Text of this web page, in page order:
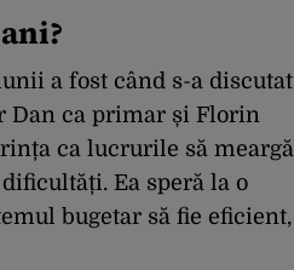
a fost când s-a discutat
Dan ca primar și Florin
ca lucrurile să meargă
Ea speră la o
bugetar să fie eficient,